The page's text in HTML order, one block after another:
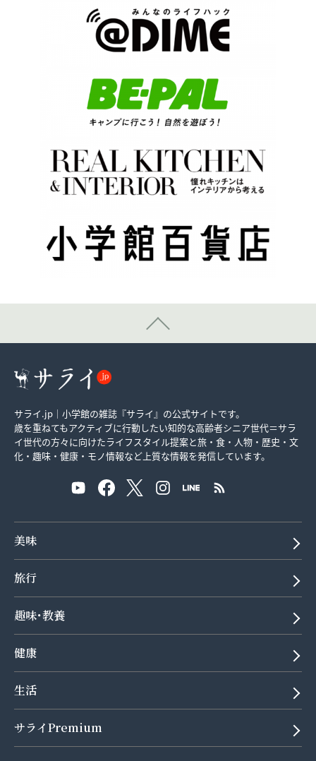
サライ.jp｜小学館の雑誌『サライ』の公式サイトです。
歳を重ねてもアクティブに行動したい知的な高齢者シニア世代＝サラ
イ世代の方々に向けたライフスタイル提案と旅・食・人物・歴史・文
化・趣味・健康・モノ情報など上質な情報を発信しています。
美味
旅行
趣味･教養
健康
生活
サライPremium